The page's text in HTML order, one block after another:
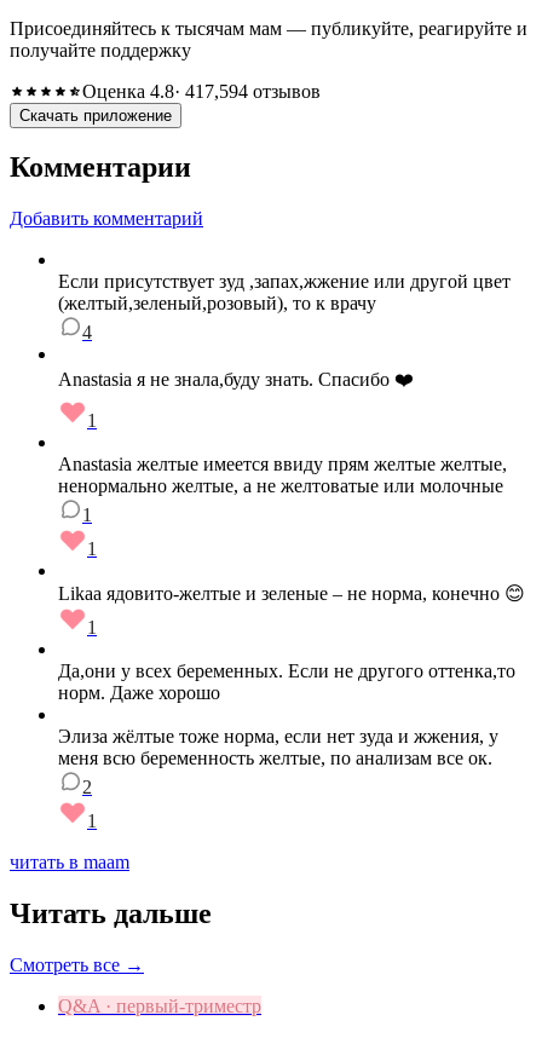
Присоединяйтесь к тысячам мам — публикуйте, реагируйте и
получайте поддержку
Оценка 4.8· 417,594 отзывов
Скачать приложение
Комментарии
Добавить комментарий
Если присутствует зуд ,запах,жжение или другой цвет
(желтый,зеленый,розовый), то к врачу
4
Anastasia я не знала,буду знать. Спасибо ❤️
1
Anastasia желтые имеется ввиду прям желтые желтые,
ненормально желтые, а не желтоватые или молочные
1
1
Likaa ядовито-желтые и зеленые – не норма, конечно 😊
1
Да,они у всех беременных. Если не другого оттенка,то
норм. Даже хорошо
Элиза жёлтые тоже норма, если нет зуда и жжения, у
меня всю беременность желтые, по анализам все ок.
2
1
читать в maam
Читать дальше
Смотреть все →
Q&A · первый-триместр